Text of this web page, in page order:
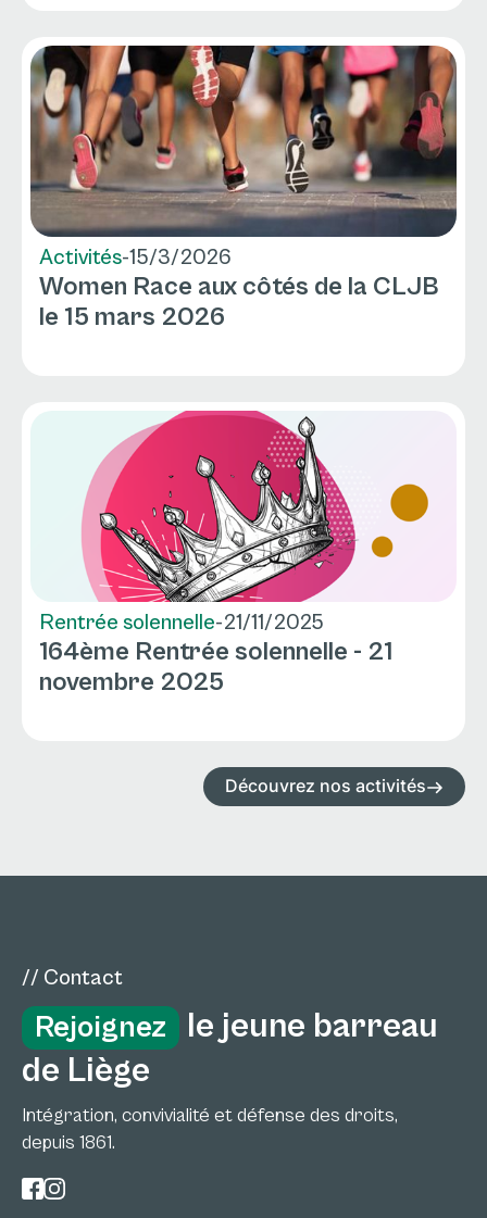
Activités-15/3/2026
Women Race aux côtés de la CLJB
le 15 mars 2026
Rentrée solennelle-21/11/2025
164ème Rentrée solennelle - 21
novembre 2025
Découvrez nos activités
// Contact
Rejoignez
le jeune barreau
de Liège
Intégration, convivialité et défense des droits,
depuis 1861.